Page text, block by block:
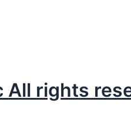
rights